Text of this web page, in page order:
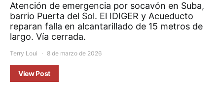
Atención de emergencia por socavón en Suba,
barrio Puerta del Sol. El IDIGER y Acueducto
reparan falla en alcantarillado de 15 metros de
largo. Vía cerrada.
Terry Loui 8 de marzo de 2026
View Post